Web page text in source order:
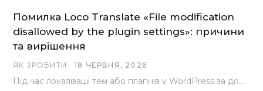
Помилка Loco Translate «File modification
disallowed by the plugin settings»: причини
та вирішення
ЯК ЗРОБИТИ 18 ЧЕРВНЯ, 2026
Під час локалізації тем або плагінів у WordPress за допомогою популярного інструменту Loco Translate розробники…